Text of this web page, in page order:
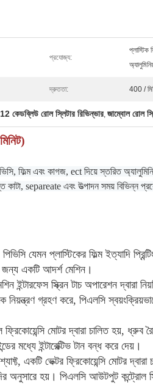
প্রযোজ্য:
প্লাস্টিক
দ্রুততা: 400 /
12 কেডব্লিউ রোল স্লিটার রিভিন্ভার, জাম্বোল রোল
ফিল্ম এবং কাগজ, ect দিয়ে স্তরিত
separeate এবং উত্পাদন সময় বিভিন্ন
যেমন প্লাস্টিকের ফিল্ম ইত্যাদি
জন্য একটি আদর্শ মেশিন।
ইন্টারফেস স্ক্রিন টাচ অপারেশন দ্বারা
নিয়ন্ত্রণ গ্রহণ করে, পিএলসি
ফ্রিকোয়েন্সি মোটর দ্বারা চালিত হয়, ধ্রুব
মধ্যে ইন্টারেক্টিভ টান বন্ধ করে দেয়।
একটি ভেক্টর ফ্রিকোয়েন্সি মোটর দ্বারা
অনুসারে হয়। পিএলসি আউটপুট কন্ট্রোল